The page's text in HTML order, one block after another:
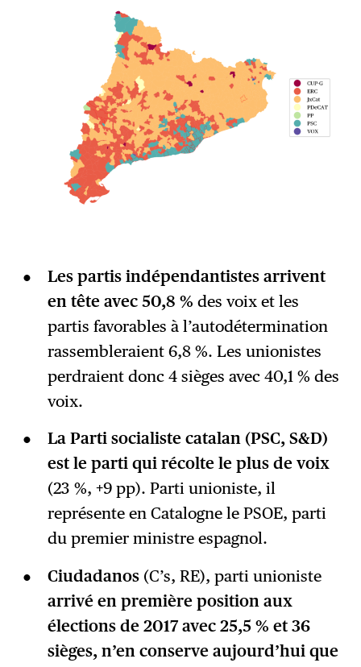
Les partis indépendantistes arrivent
en tête avec 50,8 % des voix et les
partis favorables à l’autodétermination
rassembleraient 6,8 %. Les unionistes
perdraient donc 4 sièges avec 40,1 % des
voix.
La Parti socialiste catalan (PSC, S&D)
est le parti qui récolte le plus de voix
(23 %, +9 pp). Parti unioniste, il
représente en Catalogne le PSOE, parti
du premier ministre espagnol.
Ciudadanos(C’s, RE), parti unioniste
arrivé en première position aux
élections de 2017 avec 25,5 % et 36
sièges, n’en conserve aujourd’hui que